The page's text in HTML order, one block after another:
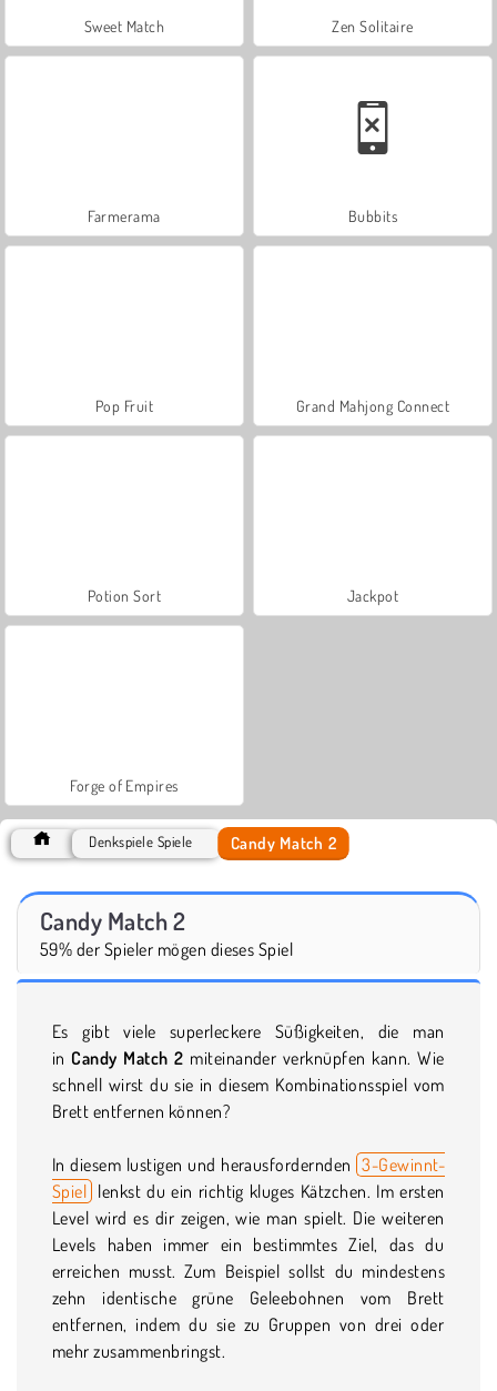
Sweet Match Zen Solitaire
Farmerama Bubbits
Pop Fruit Grand Mahjong Connect
Potion Sort Jackpot
Forge of Empires
Denkspiele Spiele Candy Match 2
Candy Match 2
59% der Spieler mögen dieses Spiel
Es gibt viele superleckere Süßigkeiten, die man
in Candy Match 2 miteinander verknüpfen kann. Wie
schnell wirst du sie in diesem Kombinationsspiel vom
Brett entfernen können?
In diesem lustigen und herausfordernden 3-Gewinnt-
Spiel lenkst du ein richtig kluges Kätzchen. Im ersten
Level wird es dir zeigen, wie man spielt. Die weiteren
Levels haben immer ein bestimmtes Ziel, das du
erreichen musst. Zum Beispiel sollst du mindestens
zehn identische grüne Geleebohnen vom Brett
entfernen, indem du sie zu Gruppen von drei oder
mehr zusammenbringst.